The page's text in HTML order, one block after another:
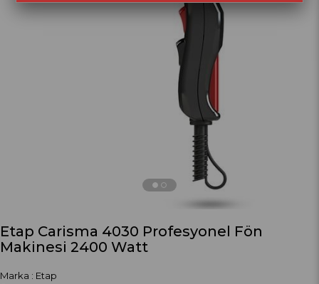
Etap Carisma 4030 Profesyonel Fön
Makinesi 2400 Watt
Marka : Etap